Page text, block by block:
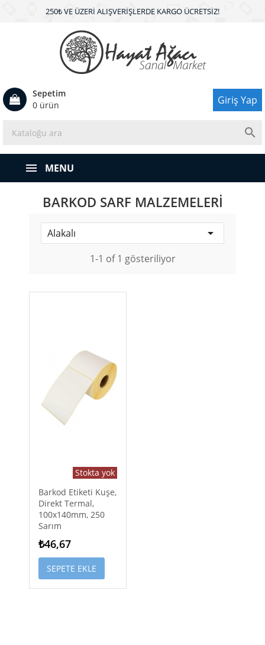
250₺ VE ÜZERI ALIŞVERIŞLERDE KARGO ÜCRETSIZ!
Sepetim
0 ürün
Giriş Yap

MENU
BARKOD SARF MALZEMELERI
Alakalı 
1-1 of 1 gösteriliyor
Stokta yok
Barkod Etiketi Kuşe,
Direkt Termal,
100x140mm, 250
Sarım
₺46,67
SEPETE EKLE